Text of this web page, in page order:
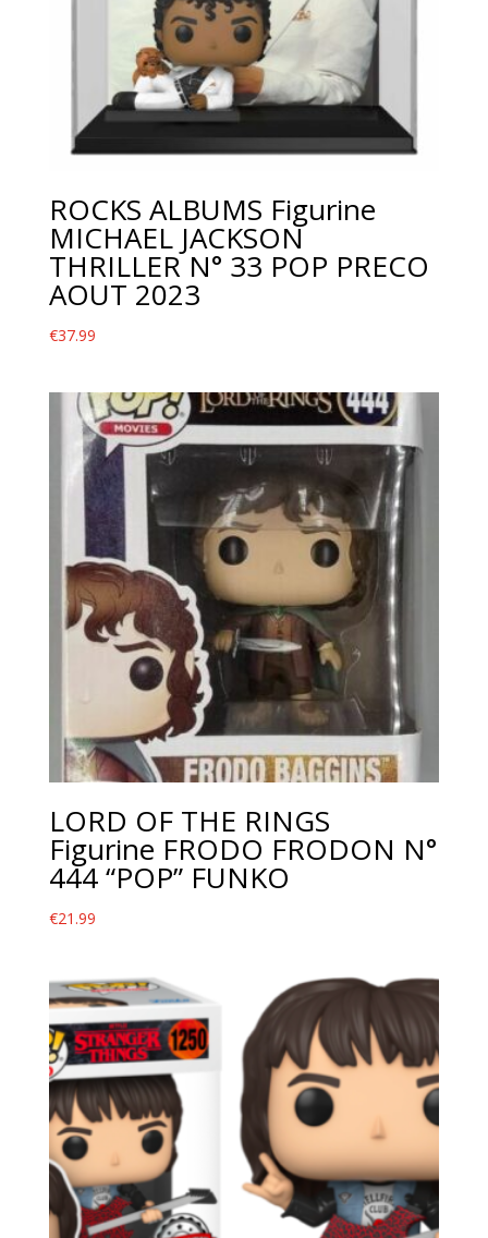
ROCKS ALBUMS Figurine
MICHAEL JACKSON
THRILLER N° 33 POP PRECO
AOUT 2023
€37.99
LORD OF THE RINGS
Figurine FRODO FRODON N°
444 “POP” FUNKO
€21.99